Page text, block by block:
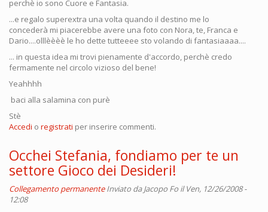
perchè io sono Cuore e Fantasia.
...e regalo superextra una volta quando il destino me lo
concederà mi piacerebbe avere una foto con Nora, te, Franca e
Dario....olllèèèè le ho dette tutteeee sto volando di fantasiaaaa....
... in questa idea mi trovi pienamente d'accordo, perchè credo
fermamente nel circolo vizioso del bene!
Yeahhhh
baci alla salamina con purè
Stè
Accedi o registrati per inserire commenti.
Occhei Stefania, fondiamo per te un
settore Gioco dei Desideri!
Collegamento permanente Inviato daJacopo Fo il Ven, 12/26/2008 -
12:08